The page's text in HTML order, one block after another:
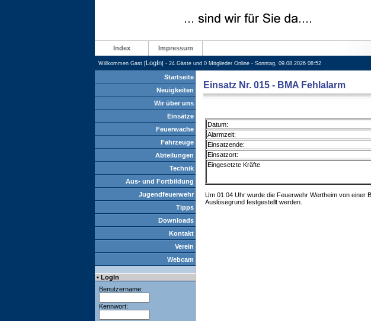
Index Impressum
Willkommen Gast [LogIn] - 24 Gäste und 0 Mitglieder Online - Sonntag, 09.08.2026 08:52
Startseite
Neuigkeiten
Wir über uns
Einsätze
Feuerwache
Fahrzeuge
Abteilungen
Technik
Aus- und Fortbildung
Jugendfeuerwehr
Tipps
Downloads
Kontakt
Verein
Webcam
• LogIn
Benutzername:
Kennwort:
Einsatz Nr. 015 - BMA Fehlalarm
Datum:
Alarmzeit:
Einsatzende:
Einsatzort:
Eingesetzte Kräfte
Um 01:04 Uhr wurde die Feuerwehr Wertheim von einer
Auslösegrund festgestellt werden.